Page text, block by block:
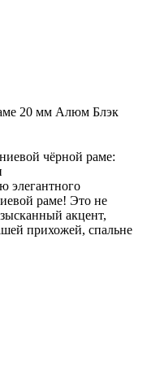
20 мм Алюм Блэк
чёрной раме:
элегантного
раме! Это не
акцент,
прихожей, спальне